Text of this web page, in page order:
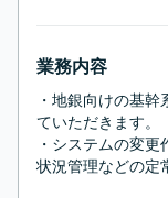
業務内容
・地銀向けの基
ていただきます。
・システムの変
状況管理などの定